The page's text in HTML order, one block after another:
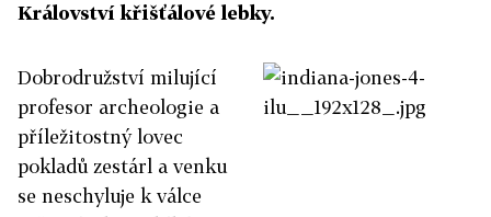
Království křišťálové lebky.
Dobrodružství milující
profesor archeologie a
příležitostný lovec
pokladů zestárl a venku
se neschyluje k válce